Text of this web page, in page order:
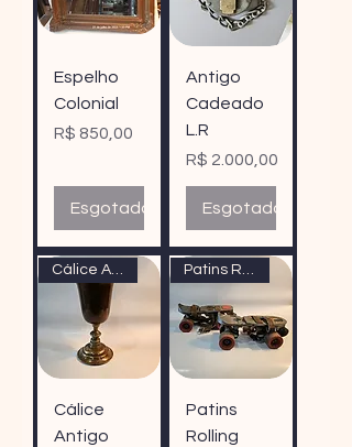
Espelho
Colonial
Preço
R$ 850,00
Esgotado
Antigo
Cadeado
L.R
Preço
R$ 2.000,00
Esgotado
Cálice
Antigo
Patins
Rolling